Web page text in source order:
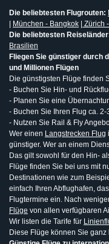
Die beliebtesten Flugrouten:
München - Bangkok
Zürich
Die beliebtesten
Brasilien
Fliegen Sie günstiger durch
und Millionen Flügen
Die günstigsten Flüge finden
- Buchen Sie Hin- und
- Planen Sie eine
- Buchen Sie Ihren Flug ca.
- Nutzen Sie Rail & Fly
Wer einen Langstrecken Flug
günstiger. Wer an einem
Das gilt sowohl für den Hin-
Flüge finden Sie bei uns mit
Destinationen wie zum
einfach Ihren Abflughafen,
Flugtermine ein. Nach
Flüge von allen verfügbaren
Wir listen die Tarife für
Diese Flüge können Sie